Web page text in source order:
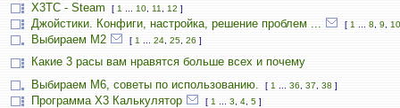
X3TC - Steam [ 1 10 11 12 ]
Джойстики. Конфиги, настройка, решение проблем ... [ 1 8 9 10
Выбираем М2 [ 1 24 25 26 ]
Какие 3 расы вам нравятся больше всех и почему
Выбираем М6, советы по использованию.
[ 1 36 37 38 ]
Программа X3 Калькулятор [ 1 3 4 5 ]